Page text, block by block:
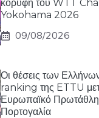
κορυφή του WTT
Yokohama 2026
09/08/2026
Οι θέσεις των
ranking της ETTU
Ευρωπαϊκό
Πορτογαλία